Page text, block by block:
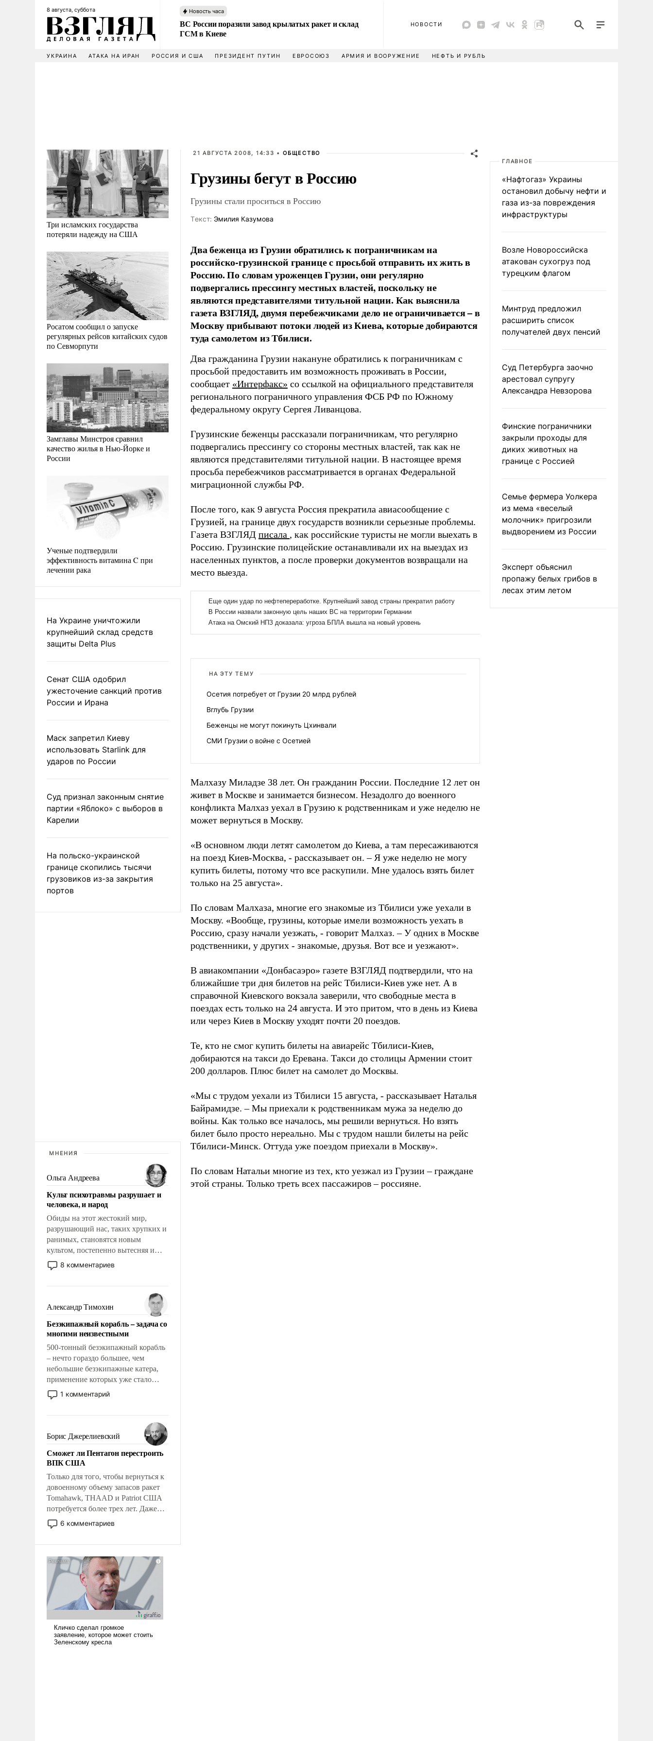
8 августа, суббота Новость часа
ВС России поразили завод крылатых ракет и склад
ГСМ в Киеве
НОВОСТИ
УКРАИНА АТАКА НА ИРАН РОССИЯ И США ПРЕЗИДЕНТ ПУТИН ЕВРОСОЮЗ АРМИЯ И ВООРУЖЕНИЕ НЕФТЬ И РУБЛЬ
Три исламских государства
потеряли надежду на США
Росатом сообщил о запуске
регулярных рейсов китайских судов
по Севморпути
Замглавы Минстроя сравнил
качество жилья в Нью-Йорке и
России
Ученые подтвердили
эффективность витамина C при
лечении рака
На Украине уничтожили
крупнейший склад средств
защиты Delta Plus
Сенат США одобрил
ужесточение санкций против
России и Ирана
Маск запретил Киеву
использовать Starlink для
ударов по России
Суд признал законным снятие
партии «Яблоко» с выборов в
Карелии
На польско-украинской
границе скопились тысячи
грузовиков из-за закрытия
портов
МНЕНИЯ
Ольга Андреева
Культ психотравмы разрушает и
человека, и народ
Обиды на этот жестокий мир,
разрушающий нас, таких хрупких и
ранимых, становятся новым
культом, постепенно вытесняя и
отменяя традиционное требование к
человеку – быть мужественным и
на себя ответственность, помогать
слабым, идти вперед и
адаптироваться.
8 комментариев
Александр Тимохин
Безэкипажный корабль – задача со
многими неизвестными
500-тонный безэкипажный корабль
– нечто гораздо большее, чем
небольшие безэкипажные катера,
применение которых уже стало
обыденностью. Задача по созданию
такого корабля очень сложна и
реализация радикально поднимет
наши боевые возможности.
1 комментарий
Борис Джерелиевский
Сможет ли Пентагон перестроить
ВПК США
Только для того, чтобы вернуться к
довоенному объему запасов ракет
Tomahawk, THAAD и Patriot США
потребуется более трех лет. Даже
небольшая война с Ираном
опустошила американские
уязвимости США, например, перед
Китаем.
6 комментариев
21 АВГУСТА 2008, 14:33 • ОБЩЕСТВО
Грузины бегут в Россию
Грузины стали проситься в Россию
Tекст: Эмилия Казумова
Два беженца из Грузии обратились к пограничникам на
российско-грузинской границе с просьбой отправить их жить в
Россию. По словам уроженцев Грузии, они регулярно
подвергались прессингу местных властей, поскольку не
являются представителями титульной нации. Как выяснила
газета ВЗГЛЯД, двумя перебежчиками дело не ограничивается – в
Москву прибывают потоки людей из Киева, которые добираются
туда самолетом из Тбилиси.
Два гражданина Грузии накануне обратились к пограничникам с
просьбой предоставить им возможность проживать в России,
сообщает «Интерфакс» со ссылкой на официального представителя
регионального пограничного управления ФСБ РФ по Южному
федеральному округу Сергея Ливанцова.
Грузинские беженцы рассказали пограничникам, что регулярно
подвергались прессингу со стороны местных властей, так как не
являются представителями титульной нации. В настоящее время
просьба перебежчиков рассматривается в органах Федеральной
миграционной службы РФ.
После того, как 9 августа Россия прекратила авиасообщение с
Грузией, на границе двух государств возникли серьезные проблемы.
Газета ВЗГЛЯД писала , как российские туристы не могли выехать в
Россию. Грузинские полицейские останавливали их на выездах из
населенных пунктов, а после проверки документов возвращали на
место выезда.
НА ЭТУ ТЕМУ
Осетия потребует от Грузии 20 млрд рублей
Вглубь Грузии
Беженцы не могут покинуть Цхинвали
СМИ Грузии о войне с Осетией
Малхазу Миладзе 38 лет. Он гражданин России. Последние 12 лет он
живет в Москве и занимается бизнесом. Незадолго до военного
конфликта Малхаз уехал в Грузию к родственникам и уже неделю не
может вернуться в Москву.
«В основном люди летят самолетом до Киева, а там пересаживаются
на поезд Киев-Москва, - рассказывает он. – Я уже неделю не могу
купить билеты, потому что все раскупили. Мне удалось взять билет
только на 25 августа».
По словам Малхаза, многие его знакомые из Тбилиси уже уехали в
Москву. «Вообще, грузины, которые имели возможность уехать в
Россию, сразу начали уезжать, - говорит Малхаз. – У одних в Москве
родственники, у других - знакомые, друзья. Вот все и уезжают».
В авиакомпании «Донбасаэро» газете ВЗГЛЯД подтвердили, что на
ближайшие три дня билетов на рейс Тбилиси-Киев уже нет. А в
справочной Киевского вокзала заверили, что свободные места в
поездах есть только на 24 августа. И это притом, что в день из Киева
или через Киев в Москву уходят почти 20 поездов.
Те, кто не смог купить билеты на авиарейс Тбилиси-Киев,
добираются на такси до Еревана. Такси до столицы Армении стоит
200 долларов. Плюс билет на самолет до Москвы.
«Мы с трудом уехали из Тбилиси 15 августа, - рассказывает Наталья
Байрамидзе. – Мы приехали к родственникам мужа за неделю до
войны. Как только все началось, мы решили вернуться. Но взять
билет было просто нереально. Мы с трудом нашли билеты на рейс
Тбилиси-Минск. Оттуда уже поездом приехали в Москву».
По словам Натальи многие из тех, кто уезжал из Грузии – граждане
этой страны. Только треть всех пассажиров – россияне.
ГЛАВНОЕ
«Нафтогаз» Украины
остановил добычу нефти и
газа из-за повреждения
инфраструктуры
Возле Новороссийска
атакован сухогруз под
турецким флагом
Минтруд предложил
расширить список
получателей двух пенсий
Суд Петербурга заочно
арестовал супругу
Александра Невзорова
Финские пограничники
закрыли проходы для
диких животных на
границе с Россией
Семье фермера Уолкера
из мема «веселый
молочник» пригрозили
выдворением из России
Эксперт объяснил
пропажу белых грибов в
лесах этим летом